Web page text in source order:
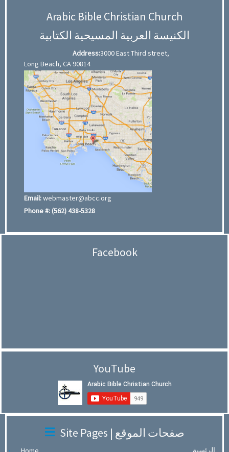
Arabic Bible Christian Church
الكنيسة العربية المسيحية الكتابية
Address:3000 East Third street,
Long Beach, CA 90814
Email:webmaster@abcc.org
Phone #:(562) 438-5328
Facebook
YouTube
Site Pages | صفحات الموقع
الرئسية